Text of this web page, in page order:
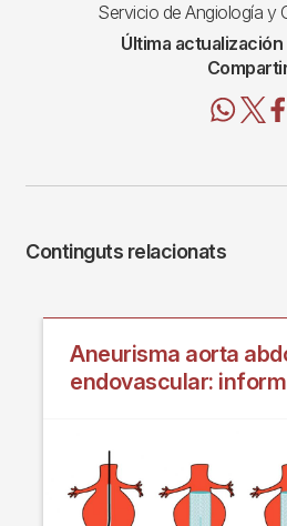
Servicio de Angiología y
Última actualización
Continguts relacionats
Aneurisma aorta
endovascular: